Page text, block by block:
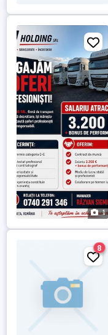
1
8